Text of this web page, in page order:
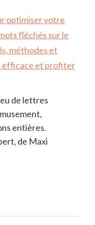
de lettres
entières.
de Maxi